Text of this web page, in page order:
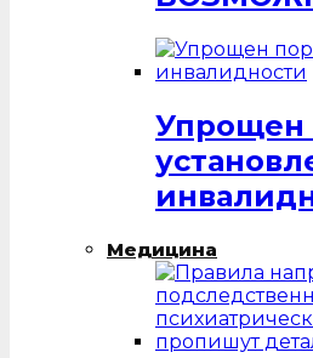
Упрощен
Медицина